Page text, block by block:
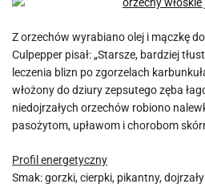
Z orzechów wyrabiano olej i mączkę
Culpepper pisał: „Starsze, bardziej
leczenia blizn po zgorzelach
włożony do dziury zepsutego zęba
niedojrzałych orzechów robiono
pasożytom, upławom i chorobom
Profil energetyczny
Smak: gorzki, cierpki, pikantny,